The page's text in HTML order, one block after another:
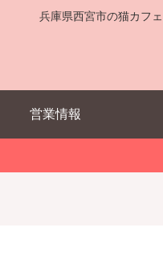
兵庫県西宮市の猫カフ
営業情報